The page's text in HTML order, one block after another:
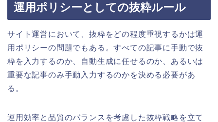
運用ポリシーとしての抜粋ルール
サイト運営において、抜粋をどの程度重視するかは運
用ポリシーの問題でもある。すべての記事に手動で抜
粋を入力するのか、自動生成に任せるのか、あるいは
重要な記事のみ手動入力するのかを決める必要があ
る。
運用効率と品質のバランスを考慮した抜粋戦略を立て